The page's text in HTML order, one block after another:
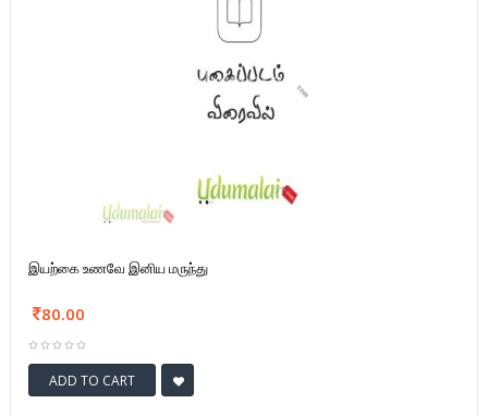
இயற்கை உணவே இனிய மருந்து
80.00
ADD TO CART